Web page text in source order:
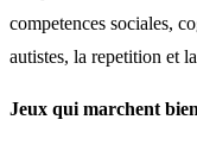
competences sociales,
autistes, la repetition et
Jeux qui marchent bien